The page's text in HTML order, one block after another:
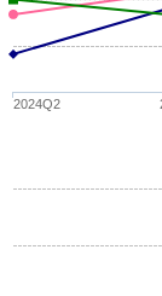
2024Q2